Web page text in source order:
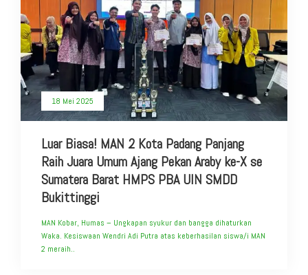
18 Mei 2025
Luar Biasa! MAN 2 Kota Padang Panjang
Raih Juara Umum Ajang Pekan Araby ke-X se
Sumatera Barat HMPS PBA UIN SMDD
Bukittinggi
MAN Kobar, Humas – Ungkapan syukur dan bangga dihaturkan
Waka. Kesiswaan Wendri Adi Putra atas keberhasilan siswa/i MAN
2 meraih..